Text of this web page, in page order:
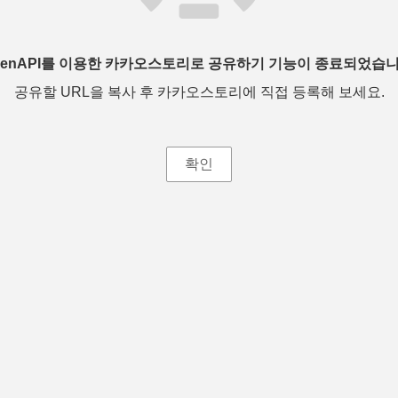
를 이용한 카카오스토리로 공유하기 기능이 종료되었습
공유할 URL을 복사 후 카카오스토리에 직접 등록해 보세요.
확인